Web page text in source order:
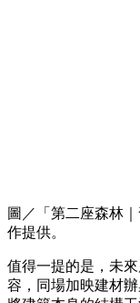
圖／「第二座森林
作提供。
值得一提的是，未
容，同場加映建材